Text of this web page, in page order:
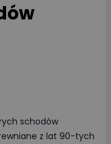
schodów
z lat 90-tych